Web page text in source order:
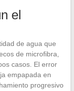
el
de agua que
de microfibra,
casos. El error
empapada en
progresivo